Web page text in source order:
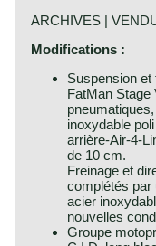
ARCHIVES |
Modifications :
Suspension et
FatMan
inoxydable
arrière-Air-4-
de 10 cm.
Freinage et
complétés par
acier
nouvelles
Groupe